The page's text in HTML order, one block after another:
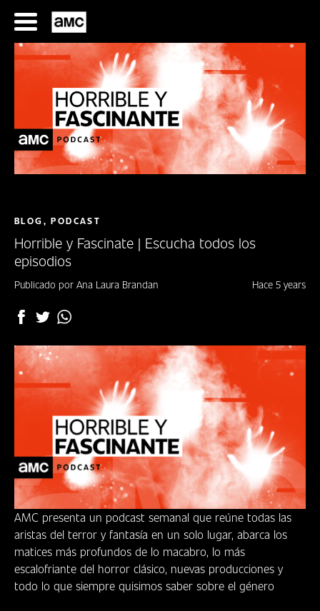
contenido
SERIES
FILMES
HORARIOS
SERIES
VERNOS
CLUB
BLOG, PODCAST
Horrible y Fascinate | Escucha todos los
episodios
Publicado por Ana Laura Brandan Hace 5 years
AMC presenta un podcast semanal que reúne todas las
aristas del terror y fantasía en un solo lugar, abarca los
matices más profundos de lo macabro, lo más
escalofriante del horror clásico, nuevas producciones y
todo lo que siempre quisimos saber sobre el género